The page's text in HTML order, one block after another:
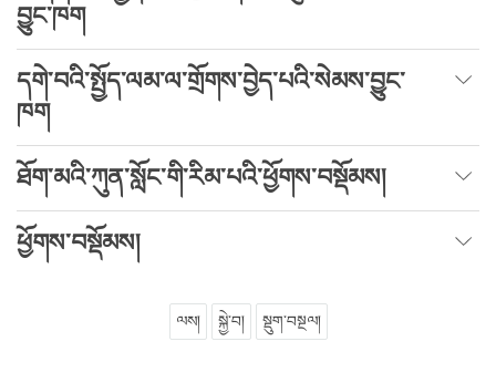
བྱུང་ཁག
དགེ་བའི་སྤྱོད་ལམ་ལ་གྲོགས་བྱེད་པའི་སེམས་བྱུང་
ཁག
ཐོག་མའི་ཀུན་སློང་གི་རིམ་པའི་ཕྱོགས་བསྡོམས།
ཕྱོགས་བསྡོམས།
ལས། སྐྱེ་བ། སྡུག་བསྔལ།